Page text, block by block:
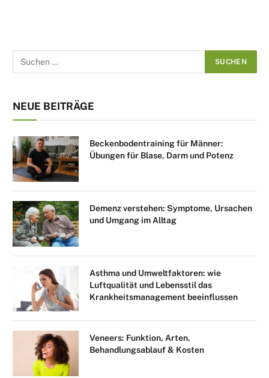
NEUE BEITRÄGE
Beckenbodentraining für Männer:
Übungen für Blase, Darm und Potenz
Demenz verstehen: Symptome, Ursachen
und Umgang im Alltag
Asthma und Umweltfaktoren: wie
Luftqualität und Lebensstil das
Krankheitsmanagement beeinflussen
Veneers: Funktion, Arten,
Behandlungsablauf & Kosten